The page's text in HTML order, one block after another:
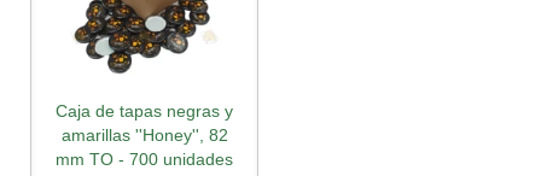
Caja de tapas negras y
amarillas ''Honey'', 82
mm TO - 700 unidades